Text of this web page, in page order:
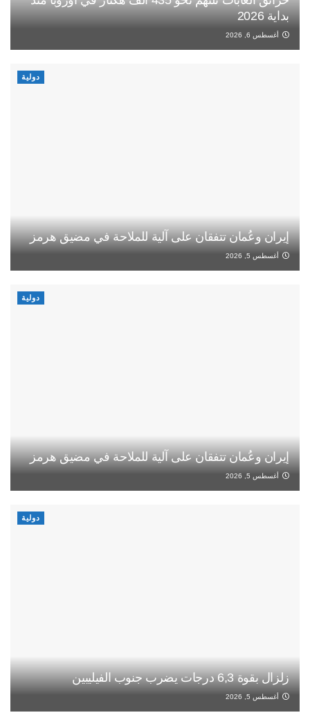
بداية 2026
أغسطس 6, 2026
دولية
إيران وعُمان تتفقان على آلية للملاحة في مضيق هرمز
أغسطس 5, 2026
دولية
إيران وعُمان تتفقان على آلية للملاحة في مضيق هرمز
أغسطس 5, 2026
دولية
زلزال بقوة 6,3 درجات يضرب جنوب الفيليبين
أغسطس 5, 2026